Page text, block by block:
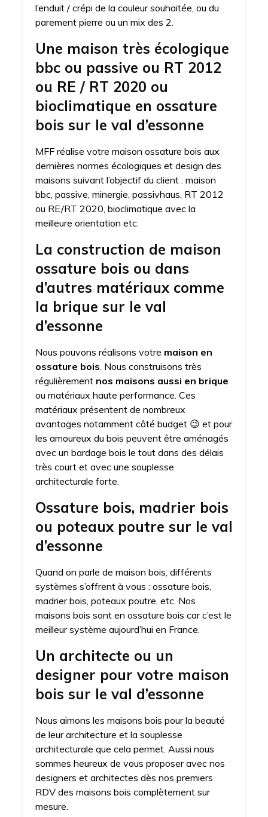
l’enduit / crépi de la couleur souhaitée, ou du
parement pierre ou un mix des 2.
Une maison très écologique
bbc ou passive ou RT 2012
ou RE / RT 2020 ou
bioclimatique en ossature
bois sur le val d’essonne
MFF réalise votre maison ossature bois aux
dernières normes écologiques et design des
maisons suivant l’objectif du client : maison
bbc, passive, minergie, passivhaus, RT 2012
ou RE/RT 2020, bioclimatique avec la
meilleure orientation etc.
La construction de maison
ossature bois ou dans
d’autres matériaux comme
la brique sur le val
d’essonne
Nous pouvons réalisons votre maison en
ossature bois. Nous construisons très
régulièrement nos maisons aussi en brique
ou matériaux haute performance. Ces
matériaux présentent de nombreux
avantages notamment côté budget 😉 et pour
les amoureux du bois peuvent être aménagés
avec un bardage bois le tout dans des délais
très court et avec une souplesse
architecturale forte.
Ossature bois, madrier bois
ou poteaux poutre sur le val
d’essonne
Quand on parle de maison bois, différents
systèmes s’offrent à vous : ossature bois,
madrier bois, poteaux poutre, etc. Nos
maisons bois sont en ossature bois car c’est le
meilleur système aujourd’hui en France.
Un architecte ou un
designer pour votre maison
bois sur le val d’essonne
Nous aimons les maisons bois pour la beauté
de leur architecture et la souplesse
architecturale que cela permet. Aussi nous
sommes heureux de vous proposer avec nos
designers et architectes dès nos premiers
RDV des maisons bois complètement sur
mesure.